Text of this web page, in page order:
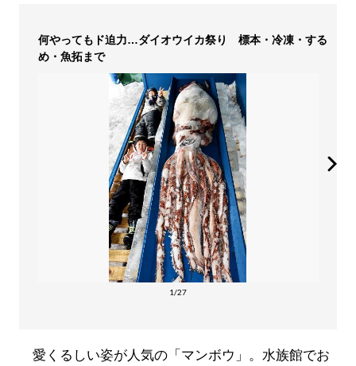
何やってもド迫力…ダイオウイカ祭り 標本・冷凍・する
め・魚拓まで
1/27
愛くるしい姿が人気の「マンボウ」。水族館でお